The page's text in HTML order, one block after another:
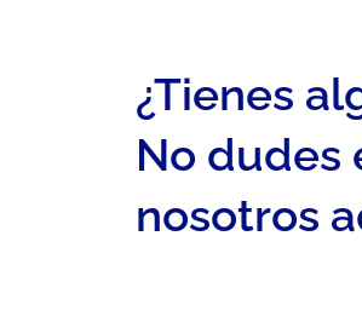
¿Tienes
No dudes
nosotros